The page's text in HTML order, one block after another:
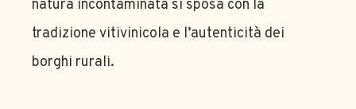
natura incontaminata si sposa con la
tradizione vitivinicola e l’autenticità dei
borghi rurali.